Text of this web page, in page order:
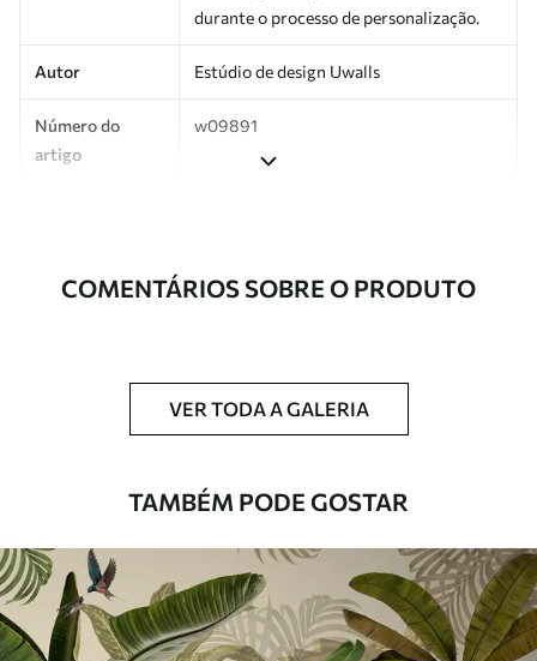
durante o processo de personalização.
Autor Estúdio de design Uwalls
Número do
artigo
w09891
Adicionalmente
Disponível com revestimento de verniz
esponja macia. Murais de parede com
revestimento de verniz podem ser limpos
Aplicação perfeita
Materiais disponíveis
COMENTÁRIOS SOBRE O PRODUTO
VER TODA A GALERIA
TAMBÉM PODE GOSTAR